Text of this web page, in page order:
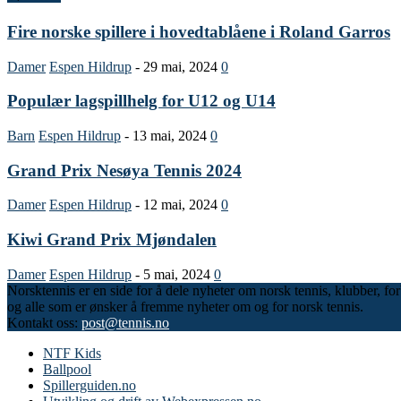
Fire norske spillere i hovedtablåene i Roland Garros
Damer Espen Hildrup - 29 mai, 2024 0
Populær lagspillhelg for U12 og U14
Barn Espen Hildrup - 13 mai, 2024 0
Grand Prix Nesøya Tennis 2024
Damer Espen Hildrup - 12 mai, 2024 0
Kiwi Grand Prix Mjøndalen
Damer Espen Hildrup - 5 mai, 2024 0
Norsktennis er en side for å dele nyheter om norsk tennis, klubber,
og alle som er ønsker å fremme nyheter om og for norsk tennis.
Kontakt oss: post@tennis.no
NTF Kids
Ballpool
Spillerguiden.no